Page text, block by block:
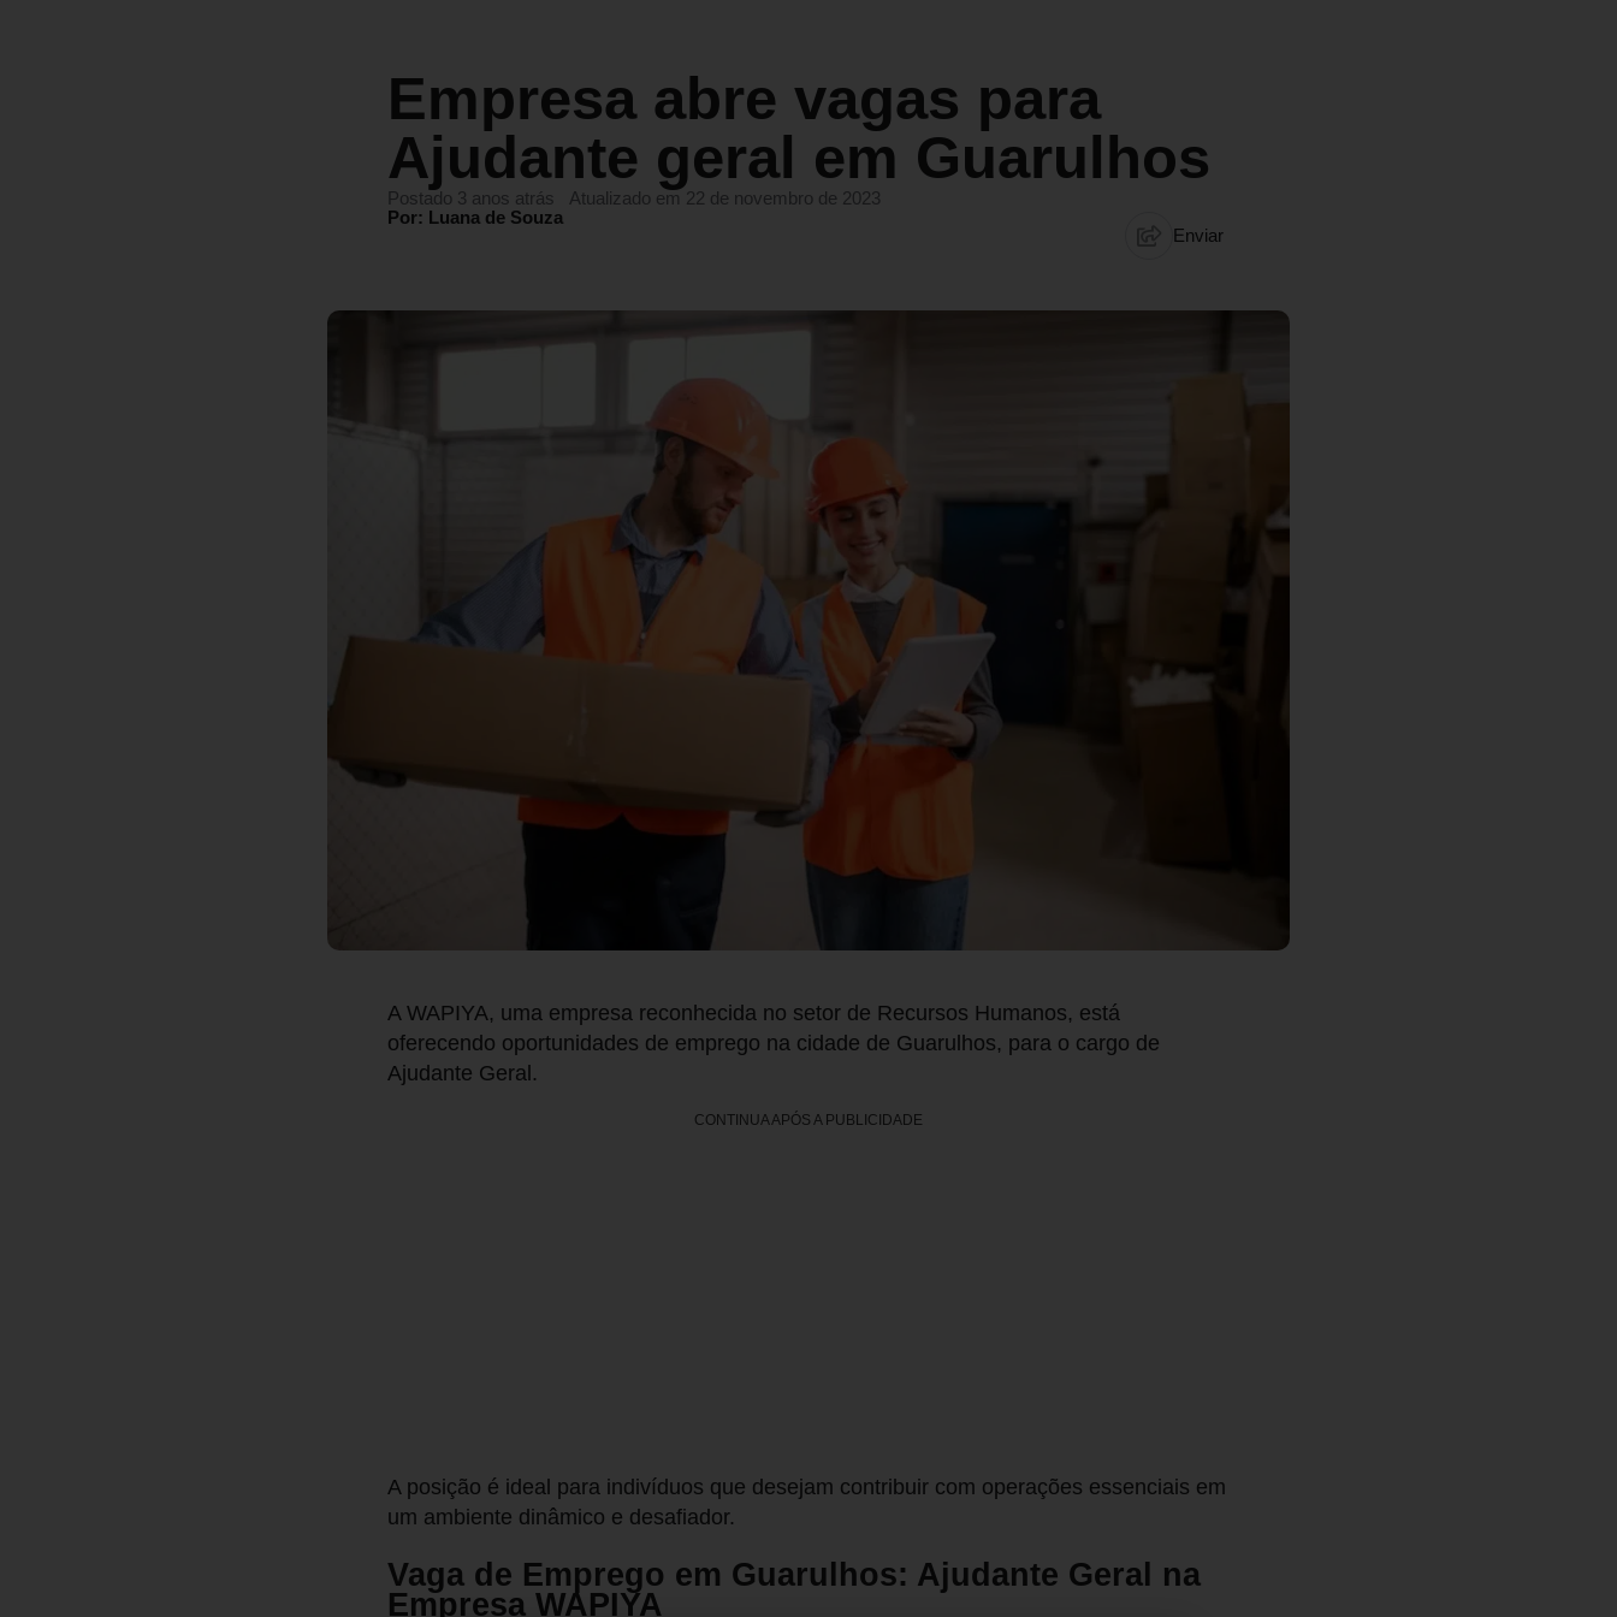
Empresa abre vagas para
Ajudante geral em Guarulhos
Postado 3 anos atrás
Atualizado em 22 de novembro de 2023
Por: Luana de Souza
Enviar
A WAPIYA, uma empresa reconhecida no setor de Recursos Humanos, está
oferecendo oportunidades de emprego na cidade de Guarulhos, para o cargo de
Ajudante Geral.
CONTINUA APÓS A PUBLICIDADE
A posição é ideal para indivíduos que desejam contribuir com operações essenciais em
um ambiente dinâmico e desafiador.
Vaga de Emprego em Guarulhos: Ajudante Geral na
Empresa WAPIYA